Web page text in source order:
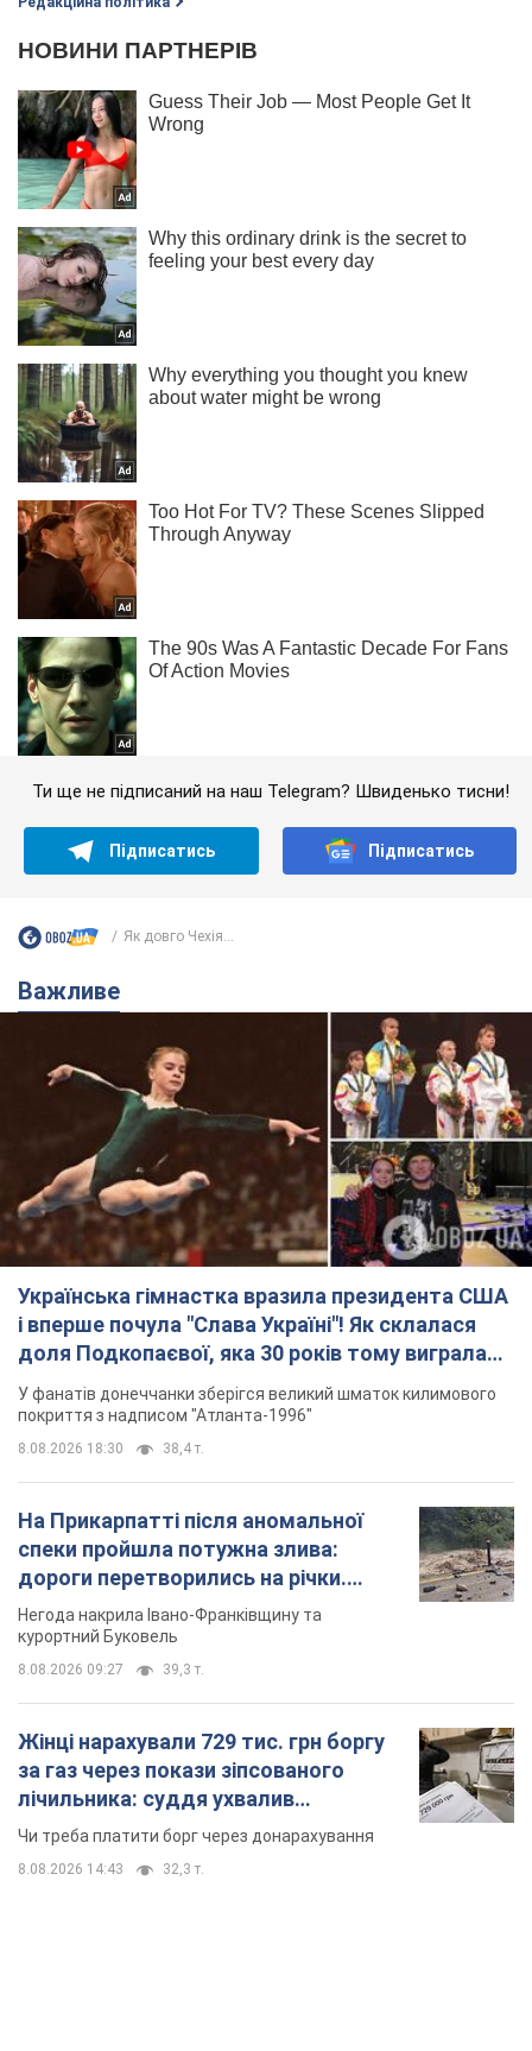
Ти ще не підписаний на наш Telegram? Швиденько тисни!
Підписатись Підписатись
Як довго Чехія...
Важливе
Українська гімнастка вразила президента США
і вперше почула "Слава Україні"! Як склалася
доля Подкопаєвої, яка 30 років тому виграла
"золото" Олімпіади
У фанатів донеччанки зберігся великий шматок килимового
покриття з надписом "Атланта-1996"
8.08.2026 18:30 38,4 т.
На Прикарпатті після аномальної
спеки пройшла потужна злива:
дороги перетворились на річки.
Відео
Негода накрила Івано-Франківщину та
курортний Буковель
8.08.2026 09:27 39,3 т.
Жінці нарахували 729 тис. грн боргу
за газ через покази зіпсованого
лічильника: суддя ухвалив
неочікуване рішення
Чи треба платити борг через донарахування
8.08.2026 14:43 32,3 т.